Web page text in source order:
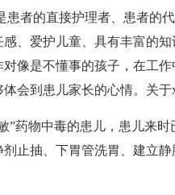
患者的直接护理者、患者的
、爱护儿童、具有丰富的
像是不懂事的孩子，在工
会到患儿家长的心情。关
”药物中毒的患儿，患儿来
止抽、下胃管洗胃、建立